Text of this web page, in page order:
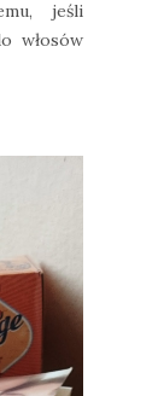
jeśli
włosów